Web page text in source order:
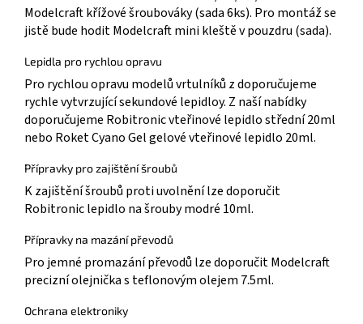
Modelcraft křížové šroubováky (sada 6ks). Pro montáž se
jistě bude hodit Modelcraft mini kleště v pouzdru (sada).
Lepidla pro rychlou opravu
Pro rychlou opravu modelů vrtulníků z doporučujeme
rychle vytvrzující sekundové lepidloy. Z naší nabídky
doporučujeme Robitronic vteřinové lepidlo střední 20ml
nebo Roket Cyano Gel gelové vteřinové lepidlo 20ml.
Přípravky pro zajištění šroubů
K zajištění šroubů proti uvolnění lze doporučit
Robitronic lepidlo na šrouby modré 10ml.
Přípravky na mazání převodů
Pro jemné promazání převodů lze doporučit Modelcraft
precizní olejnička s teflonovým olejem 7.5ml.
Ochrana elektroniky